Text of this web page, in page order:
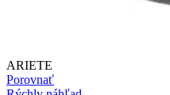
ARIETE
Porovnať